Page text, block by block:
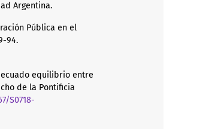
Argentina.
Pública en el
94.
equilibrio entre
de la Pontificia
S0718-